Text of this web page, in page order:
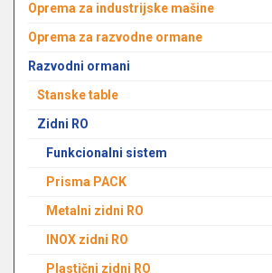
Oprema za industrijske mašine
Oprema za razvodne ormane
Razvodni ormani
Stanske table
Zidni RO
Funkcionalni sistem
Prisma PACK
Metalni zidni RO
INOX zidni RO
Plastični zidni RO